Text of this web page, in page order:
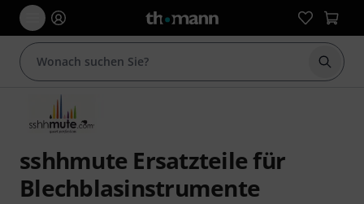
Suche
sshhmute Ersatzteile für
Blechblasinstrumente